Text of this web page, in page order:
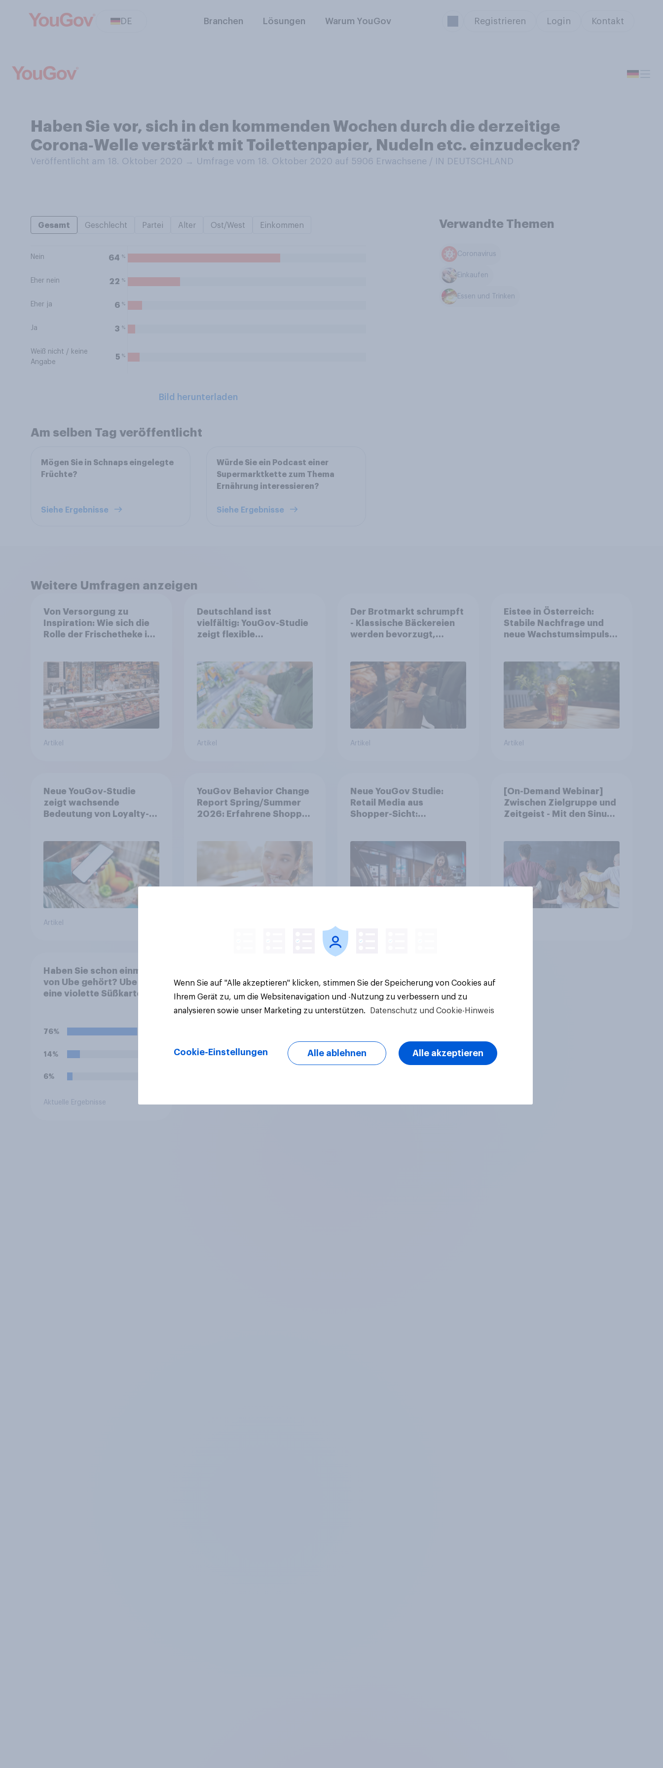
DE Branchen Lösungen Warum YouGov Registrieren Login Kontakt
Haben Sie vor, sich in den kommenden Wochen durch die derzeitige
Corona‑Welle verstärkt mit Toilettenpapier, Nudeln etc. einzudecken?
Veröffentlicht am 18. Oktober 2020 → Umfrage vom 18. Oktober 2020 auf 5906 Erwachsene / IN DEUTSCHLAND
Gesamt Geschlecht Partei Alter Ost/West Einkommen
Nein 64 %
Eher nein 22 %
Eher ja 6 %
Ja 3 %
Weiß nicht / keine
Angabe
5 %
Bild herunterladen
Verwandte Themen
Coronavirus
Einkaufen
Essen und Trinken
Am selben Tag veröffentlicht
Mögen Sie in Schnaps eingelegte
Früchte?
Siehe Ergebnisse
Würde Sie ein Podcast einer
Supermarktkette zum Thema
Ernährung interessieren?
Siehe Ergebnisse
Weitere Umfragen anzeigen
Von Versorgung zu
Inspiration: Wie sich die
Rolle der Frischetheke im
Artikel
Deutschland isst
vielfältig: YouGov-Studie
zeigt flexible
Artikel
Der Brotmarkt schrumpft
- Klassische Bäckereien
werden bevorzugt,
Backstationen
Artikel
Eistee in Österreich:
Stabile Nachfrage und
neue Wachstumsimpulse
Artikel
Neue YouGov-Studie
zeigt wachsende
Bedeutung von Loyalty-
Artikel
YouGov Behavior Change
Report Spring/Summer
2026: Erfahrene Shopper
Neue YouGov Studie:
Retail Media aus
Shopper-Sicht:
[On-Demand Webinar]
Zwischen Zielgruppe und
Zeitgeist - Mit den Sinus
Haben Sie schon einmal
von Ube gehört? Ube ist
eine violette Süßkartoffel
Aromatisieren von
wird.
76%
14%
6%
Aktuelle Ergebnisse
Wenn Sie auf "Alle akzeptieren" klicken, stimmen Sie der Speicherung von Cookies auf
Ihrem Gerät zu, um die Websitenavigation und -Nutzung zu verbessern und zu
analysieren sowie unser Marketing zu unterstützen.
Datenschutz und Cookie-Hinweis
Cookie-Einstellungen Alle ablehnen Alle akzeptieren